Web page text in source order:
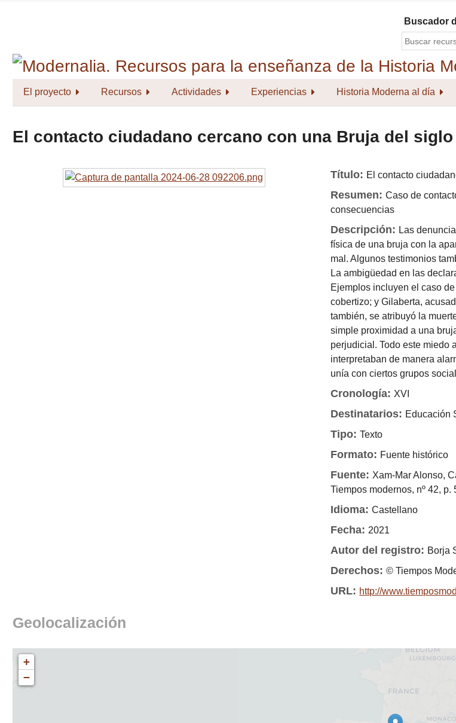
Buscador
El proyecto Recursos Actividades Experiencias Historia Moderna al día
El contacto ciudadano cercano con una Bruja del siglo
Título: El contacto
Resumen:Caso de
consecuencias
Descripción: Las
física de una bruja con la
mal. Algunos testimonios
La ambigüedad en las
Ejemplos incluyen el caso
cobertizo; y Gilaberta,
también, se atribuyó la
simple proximidad a una
perjudicial. Todo este miedo
interpretaban de manera
unía con ciertos grupos
Cronología: XVI
Destinatarios: Educación
Tipo:Texto
Formato: Fuente histórico
Fuente: Xam-Mar Alonso,
Tiempos modernos, nº 42, p.
Idioma:Castellano
Fecha: 2021
Autor del registro: Borja
Derechos:© Tiempos
URL: http://
Geolocalización
+
−